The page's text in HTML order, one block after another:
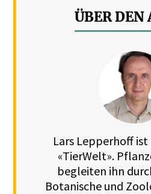
ÜBER DEN
Lars Lepperhoff
«TierWelt».
begleiten ihn
Botanische und